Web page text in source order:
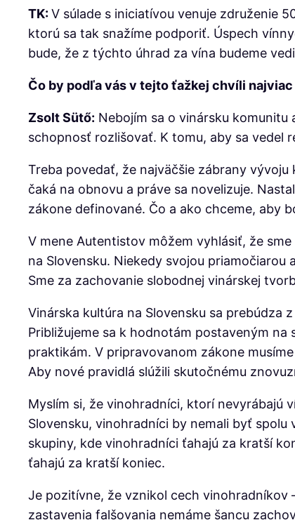
TK:V súlade s iniciatívou venuje združenie
ktorú sa tak snažíme podporiť. Úspech
bude, že z týchto úhrad za vína budeme
Čo by podľa vás v tejto ťažkej chvíli
Zsolt Sütő: Nebojím sa o vinársku komunitu
schopnosť rozlišovať. K tomu, aby sa vedel
Treba povedať, že najväčšie zábrany
čaká na obnovu a práve sa novelizuje.
zákone definované. Čo a ako chceme, aby
V mene Autentistov môžem vyhlásiť, že
na Slovensku. Niekedy svojou
Sme za zachovanie slobodnej vinárskej
Vinárska kultúra na Slovensku sa
Približujeme sa k hodnotám postaveným
praktikám. V pripravovanom zákone
Aby nové pravidlá slúžili skutočnému
Myslím si, že vinohradníci, ktorí nevyrábajú
Slovensku, vinohradníci by nemali byť
skupiny, kde vinohradníci ťahajú za kratší
ťahajú za kratší koniec.
Je pozitívne, že vznikol cech vinohradníkov
zastavenia falšovania nemáme šancu